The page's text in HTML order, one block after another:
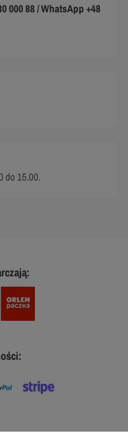
000 88 / WhatsApp +48
do 15.00.